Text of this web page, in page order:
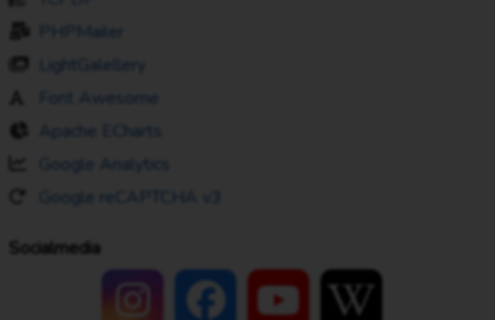
PHPMailer
LightGalellery
Font Awesome
Apache ECharts
Google Analytics
Google reCAPTCHA v3
Socialmedia